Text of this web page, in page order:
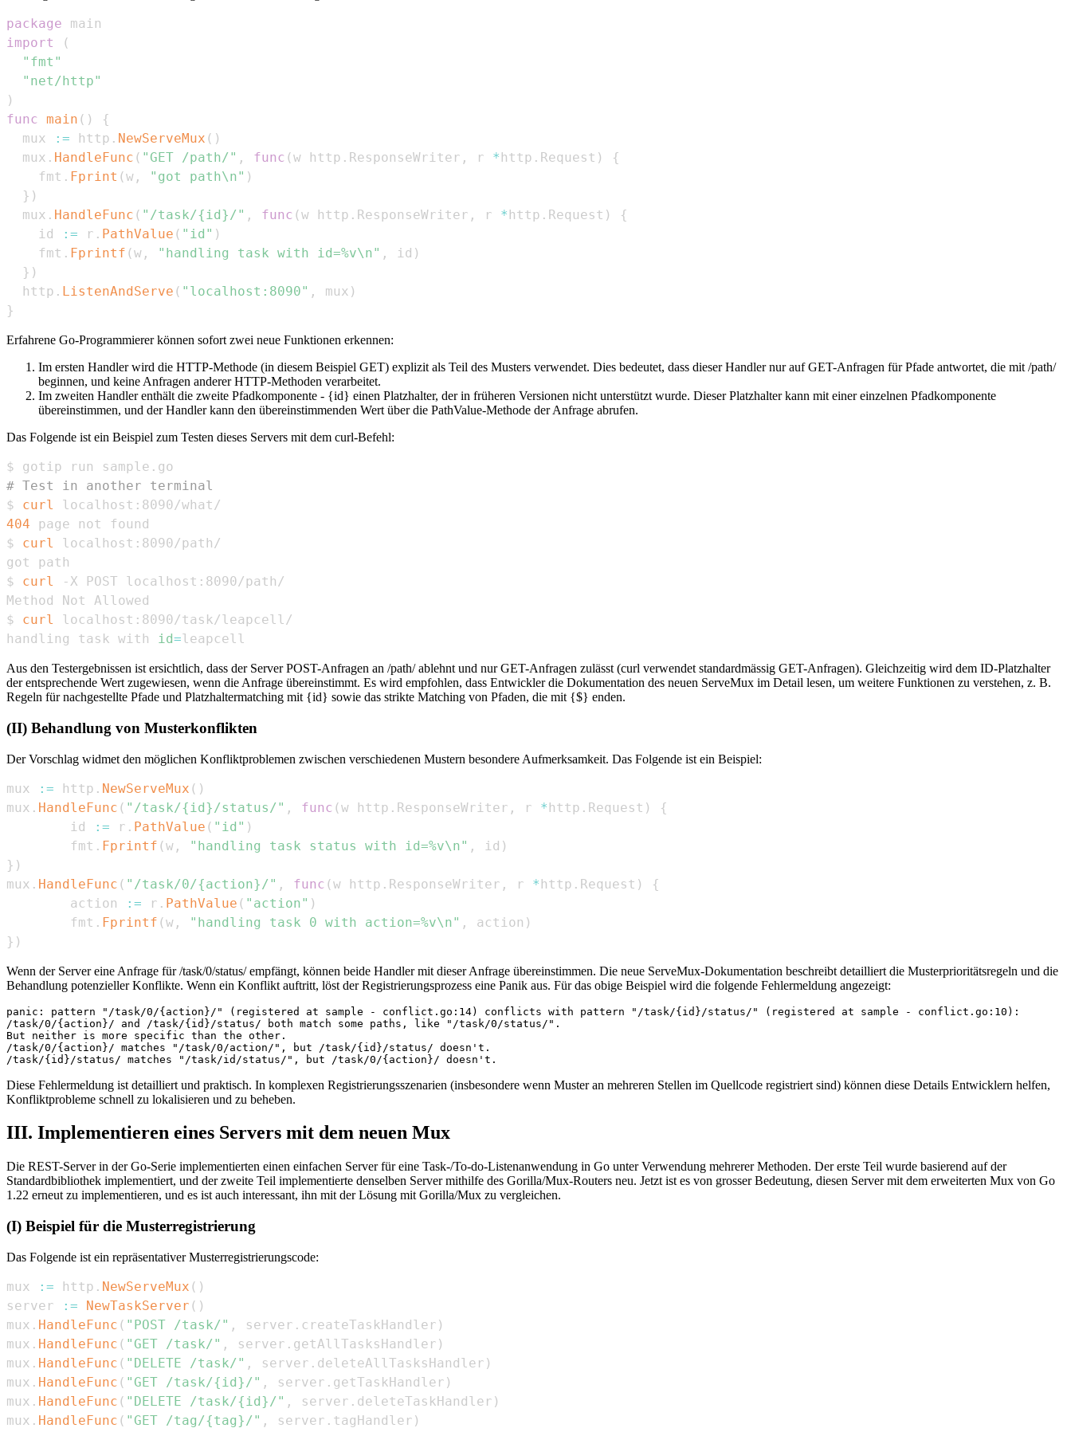
package
import
(
"fmt"
"net/http"
)
func main ( )
{
  mux
:= http . NewServeMux ( )
  mux
. HandleFunc ( "GET /path/" , func (w http . ResponseWriter , r *http . Request )
{
    fmt
. Fprint (w , "got path\n" )
} )
  mux
. HandleFunc ( "/task/{id}/" , func (w http . ResponseWriter , r *http . Request )
{
    id
:= r . PathValue ( "id" )
    fmt
. Fprintf (w , "handling task with id=%v\n" , id )
} )
  http
. ListenAndServe ( "localhost:8090" , mux )
}
Erfahrene Go-Programmierer können sofort zwei neue Funktionen erkennen:
Im ersten Handler wird die HTTP-Methode (in diesem Beispiel GET) explizit als Teil des Musters verwendet. Dies bedeutet, dass dieser Handler nur auf GET-Anfragen für Pfade antwortet, die mit /path/
beginnen, und keine Anfragen anderer HTTP-Methoden verarbeitet.
Im zweiten Handler enthält die zweite Pfadkomponente - {id} einen Platzhalter, der in früheren Versionen nicht unterstützt wurde. Dieser Platzhalter kann mit einer einzelnen Pfadkomponente
übereinstimmen, und der Handler kann den übereinstimmenden Wert über die PathValue-Methode der Anfrage abrufen.
Das Folgende ist ein Beispiel zum Testen dieses Servers mit dem curl-Befehl:
# Test in another terminal
$ curl
404
$ curl
$ curl
$ curl
handling task with id=leapcell
Aus den Testergebnissen ist ersichtlich, dass der Server POST-Anfragen an /path/ ablehnt und nur GET-Anfragen zulässt (curl verwendet standardmässig GET-Anfragen). Gleichzeitig wird dem ID-Platzhalter
der entsprechende Wert zugewiesen, wenn die Anfrage übereinstimmt. Es wird empfohlen, dass Entwickler die Dokumentation des neuen ServeMux im Detail lesen, um weitere Funktionen zu verstehen, z. B.
Regeln für nachgestellte Pfade und Platzhaltermatching mit {id} sowie das strikte Matching von Pfaden, die mit {$} enden.
(II) Behandlung von Musterkonflikten
Der Vorschlag widmet den möglichen Konfliktproblemen zwischen verschiedenen Mustern besondere Aufmerksamkeit. Das Folgende ist ein Beispiel:
mux := http . NewServeMux ( )
mux . HandleFunc ( "/task/{id}/status/" , func (w http . ResponseWriter , r *http . Request )
{
        id
:= r . PathValue ( "id" )
        fmt
. Fprintf (w , "handling task status with id=%v\n" , id )
} )
mux . HandleFunc ( "/task/0/{action}/" , func (w http . ResponseWriter , r *http . Request )
{
        action
:= r . PathValue ( "action" )
        fmt
. Fprintf (w , "handling task 0 with action=%v\n" , action )
} )
Wenn der Server eine Anfrage für /task/0/status/ empfängt, können beide Handler mit dieser Anfrage übereinstimmen. Die neue ServeMux-Dokumentation beschreibt detailliert die Musterprioritätsregeln und die
Behandlung potenzieller Konflikte. Wenn ein Konflikt auftritt, löst der Registrierungsprozess eine Panik aus. Für das obige Beispiel wird die folgende Fehlermeldung angezeigt:
panic: pattern "/task/0/{action}/" (registered at sample - conflict.go:14) conflicts with pattern "/task/{id}/status/" (registered at sample - conflict.go:10):
/task/0/{action}/ and /task/{id}/status/ both match some paths, like "/task/0/status/".
But neither is more specific than the other.
/task/0/{action}/ matches "/task/0/action/", but /task/{id}/status/ doesn't.
Diese Fehlermeldung ist detailliert und praktisch. In komplexen Registrierungsszenarien (insbesondere wenn Muster an mehreren Stellen im Quellcode registriert sind) können diese Details Entwicklern helfen,
Konfliktprobleme schnell zu lokalisieren und zu beheben.
III. Implementieren eines Servers mit dem neuen Mux
Die REST-Server in der Go-Serie implementierten einen einfachen Server für eine Task-/To-do-Listenanwendung in Go unter Verwendung mehrerer Methoden. Der erste Teil wurde basierend auf der
Standardbibliothek implementiert, und der zweite Teil implementierte denselben Server mithilfe des Gorilla/Mux-Routers neu. Jetzt ist es von grosser Bedeutung, diesen Server mit dem erweiterten Mux von Go
1.22 erneut zu implementieren, und es ist auch interessant, ihn mit der Lösung mit Gorilla/Mux zu vergleichen.
(I) Beispiel für die Musterregistrierung
Das Folgende ist ein repräsentativer Musterregistrierungscode:
mux := http . NewServeMux ( )
server
:= NewTaskServer ( )
mux . HandleFunc ( "POST /task/" , server . createTaskHandler )
mux . HandleFunc ( "GET /task/" , server . getAllTasksHandler )
mux . HandleFunc ( "DELETE /task/" , server . deleteAllTasksHandler )
mux . HandleFunc ( "GET /task/{id}/" , server . getTaskHandler )
mux . HandleFunc ( "DELETE /task/{id}/" , server . deleteTaskHandler )
mux . HandleFunc ( "GET /tag/{tag}/" , server . tagHandler )